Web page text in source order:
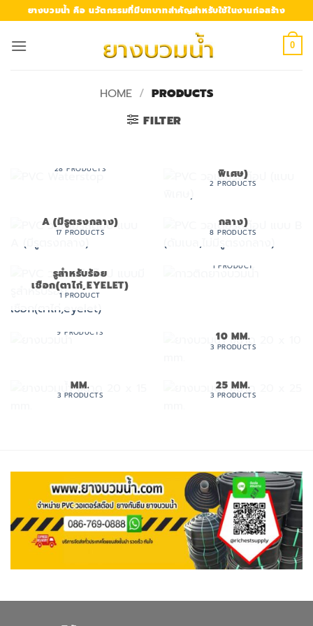
to
content
ยางบวมน้ำ คือ นวัตกรรมที่มีบทบาทสำคัญสำหรับใช้ในงานก่อสร้าง
0
HOME / PRODUCTS
FILTER
28 PRODUCTS
พิเศษ)
2 PRODUCTS
A (มีรูตรงกลาง)
17 PRODUCTS
PVC วอเตอร์สต๊อป แบบ
กลาง)
8 PRODUCTS
รูสำหรับร้อย
เชือก(ตาไก่,EYELET)
1 PRODUCT
1 PRODUCT
9 PRODUCTS
10 MM.
3 PRODUCTS
MM.
3 PRODUCTS
25 MM.
3 PRODUCTS